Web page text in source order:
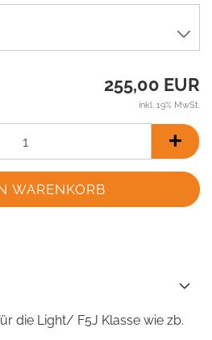
255,00 EUR
inkl. 19% MwSt.
die Light/ F5J Klasse wie zb.